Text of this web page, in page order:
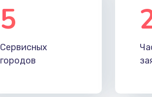
5
Сервисных
городов